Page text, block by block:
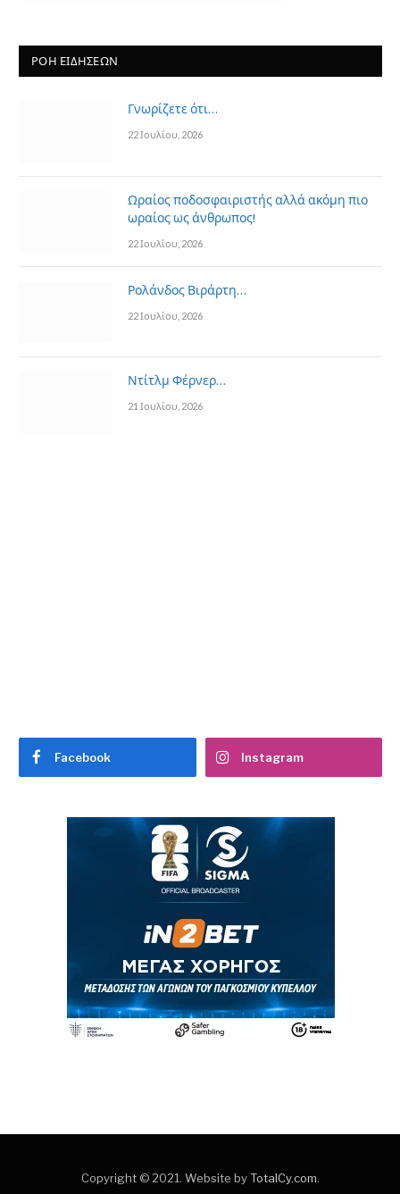
ΡΟΗ ΕΙΔΗΣΕΩΝ
Γνωρίζετε ότι…
22 Ιουλίου, 2026
Ωραίος ποδοσφαιριστής αλλά ακόμη πιο
ωραίος ως άνθρωπος!
22 Ιουλίου, 2026
Ρολάνδος Βιράρτη…
22 Ιουλίου, 2026
Ντίτλμ Φέρνερ…
21 Ιουλίου, 2026
Facebook Instagram
Copyright © 2021. Website byTotalCy.com.